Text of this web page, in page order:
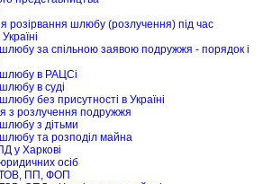
розірвання шлюбу (розлучення) під час
шлюбу за спільною заявою подружжя - порядок і
шлюбу в РАЦСі
в суді
без присутності в Україні
з розлучення подружжя
з дітьми
шлюбу та розподіл майна
у Харкові
осіб
ТОВ, ПП, ФОП